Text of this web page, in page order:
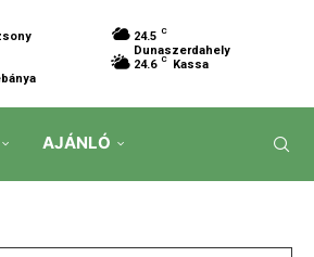
24.5 C
Dunaszerdahely
24.6 C Kassa
AJÁNLÓ